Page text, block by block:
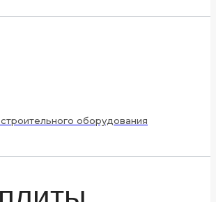
оборудования